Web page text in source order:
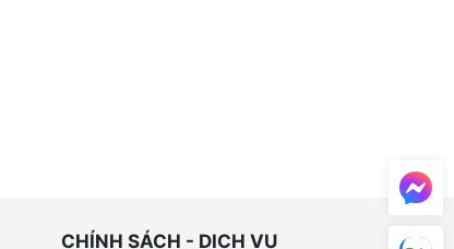
CHÍNH SÁCH - DỊCH VỤ